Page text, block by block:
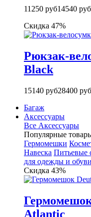
11250 руб14540 руб
Скидка 47%
Рюкзак-
Black
15140 руб28400 руб
Багаж
Аксессуары
Все Аксессуары
Популярные
Гермомешки
Навеска Питьевые
для одежды и обуви
Скидка 43%
Atlantic